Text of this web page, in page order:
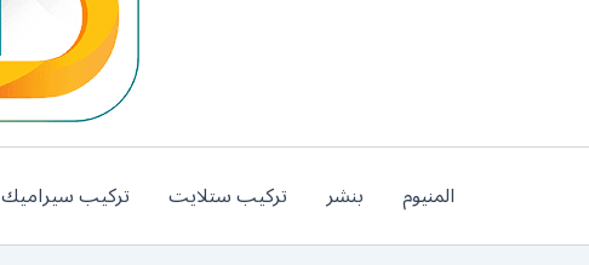
المنيوم بنشر تركيب ستلايت تركيب سيراميك